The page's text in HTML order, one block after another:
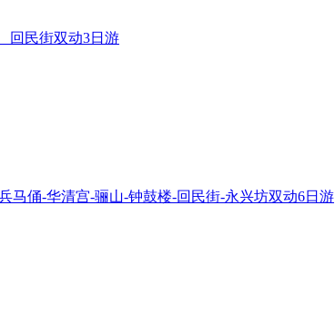
回民街双动3日游
马俑-华清宫-骊山-钟鼓楼-回民街-永兴坊双动6日游